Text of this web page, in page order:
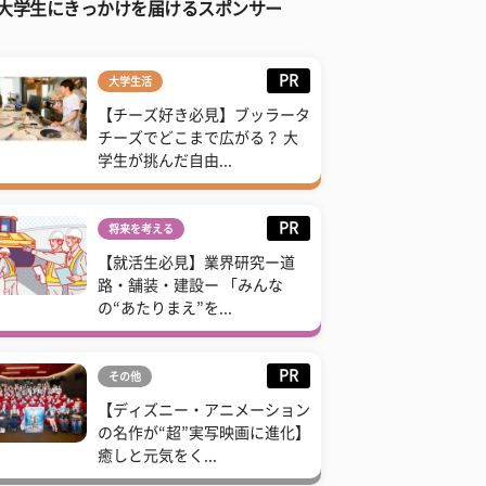
学生にきっかけを届けるスポンサー
大学生活 PR
【チーズ好き必見】ブッラータ
チーズでどこまで広がる？ 大
学生が挑んだ自由...
将来を考える PR
【就活生必見】業界研究ー道
路・舗装・建設ー 「みんな
の“あたりまえ”を...
その他 PR
【ディズニー・アニメーション
の名作が“超”実写映画に進化】
癒しと元気をく...